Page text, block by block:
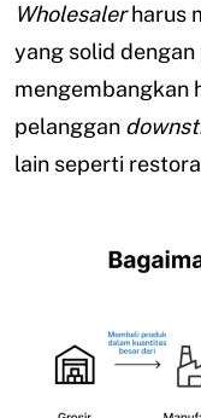
Wholesalerharus
yang solid
mengembangkan
pelanggan
lain seperti